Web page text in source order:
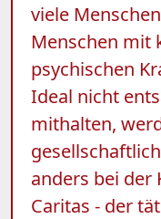
viele
Menschen mit
psychischen
Ideal nicht
mithalten,
anders bei der
Caritas - der